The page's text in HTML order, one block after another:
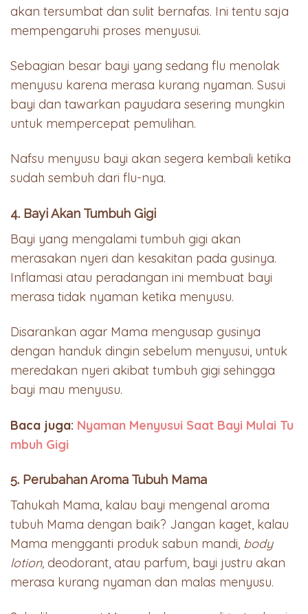
akan tersumbat dan sulit bernafas. Ini tentu saja
mempengaruhi proses menyusui.
Sebagian besar bayi yang sedang flu menolak
menyusu karena merasa kurang nyaman. Susui
bayi dan tawarkan payudara sesering mungkin
untuk mempercepat pemulihan.
Nafsu menyusu bayi akan segera kembali ketika
sudah sembuh dari flu-nya.
4. Bayi Akan Tumbuh Gigi
Bayi yang mengalami tumbuh gigi akan
merasakan nyeri dan kesakitan pada gusinya.
Inflamasi atau peradangan ini membuat bayi
merasa tidak nyaman ketika menyusu.
Disarankan agar Mama mengusap gusinya
dengan handuk dingin sebelum menyusui, untuk
meredakan nyeri akibat tumbuh gigi sehingga
bayi mau menyusu.
Baca juga: Nyaman Menyusui Saat Bayi Mulai Tu
mbuh Gigi
5. Perubahan Aroma Tubuh Mama
Tahukah Mama, kalau bayi mengenal aroma
tubuh Mama dengan baik? Jangan kaget, kalau
Mama mengganti produk sabun mandi, body
lotion, deodorant, atau parfum, bayi justru akan
merasa kurang nyaman dan malas menyusu.